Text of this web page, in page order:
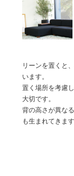
リーンを置くと
います。
置く場所を考慮
大切です。
背の高さが異な
も生まれてきま